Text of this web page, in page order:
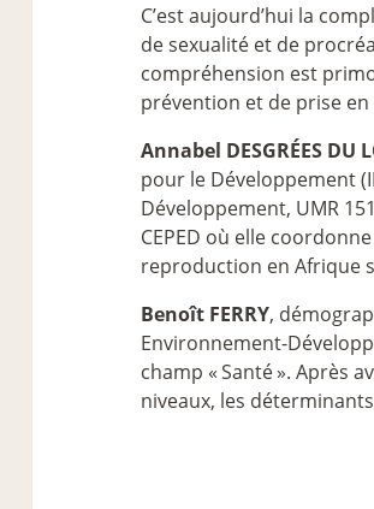
C’est aujourd’hui la
de sexualité et de
compréhension est
prévention et de prise
Annabel DESGRÉES DU
pour le Développement
Développement, UMR
CEPED où elle
reproduction en Afrique
Benoît FERRY,
Environnement-
champ «Santé». Après
niveaux, les